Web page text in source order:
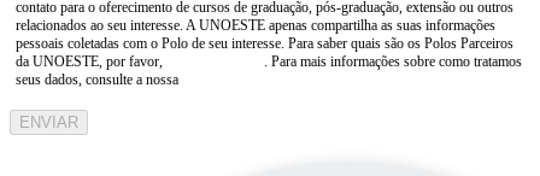
contato para o oferecimento de cursos de graduação, pós-graduação, extensão ou outros
relacionados ao seu interesse. A UNOESTE apenas compartilha as suas informações
pessoais coletadas com o Polo de seu interesse. Para saber quais são os Polos Parceiros
da UNOESTE, por favor,
. Para mais informações sobre como tratamos
seus dados, consulte a nossa
ENVIAR